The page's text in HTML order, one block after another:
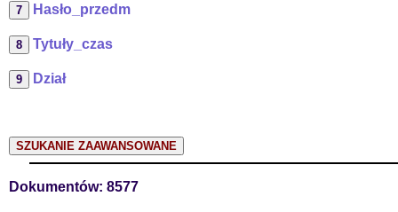
Hasło_przedm
Tytuły_czas
Dział
Dokumentów: 8577